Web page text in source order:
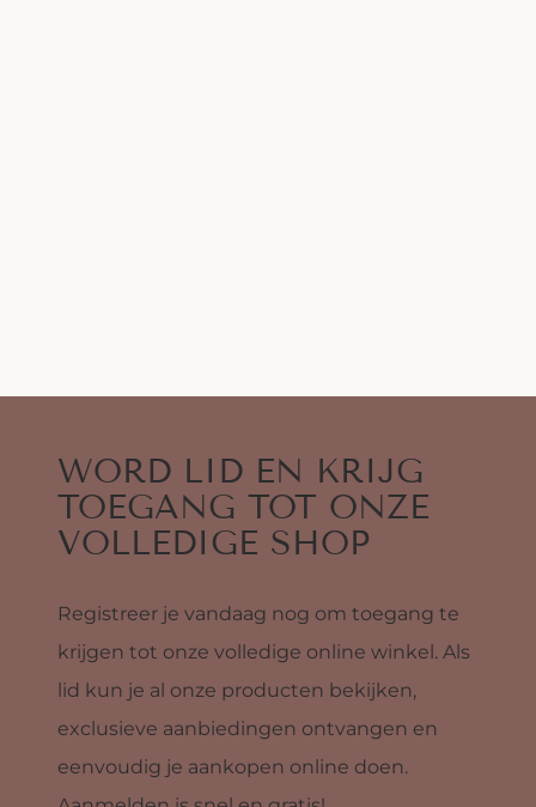
WORD LID EN KRIJG
TOEGANG TOT ONZE
VOLLEDIGE SHOP
Registreer je vandaag nog om toegang te
krijgen tot onze volledige online winkel. Als
lid kun je al onze producten bekijken,
exclusieve aanbiedingen ontvangen en
eenvoudig je aankopen online doen.